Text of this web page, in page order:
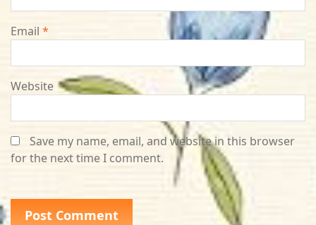
Email *
Website
Save my name, email, and website in this browser
for the next time I comment.